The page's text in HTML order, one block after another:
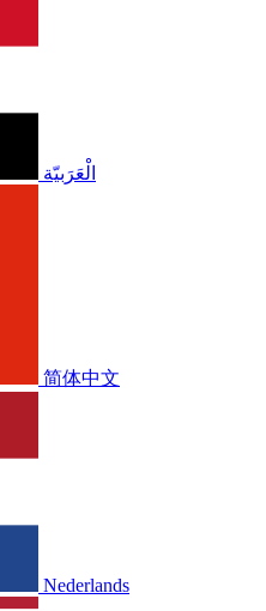
الْعَرَبيّة
简体中文
Nederlands